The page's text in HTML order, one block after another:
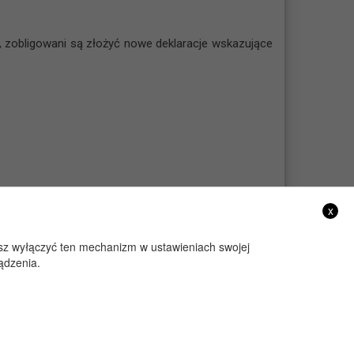
są złożyć nowe deklaracje wskazujące
x
wyłączyć ten mechanizm w ustawieniach swojej